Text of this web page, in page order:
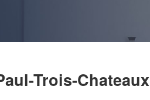
Trois-Chateaux